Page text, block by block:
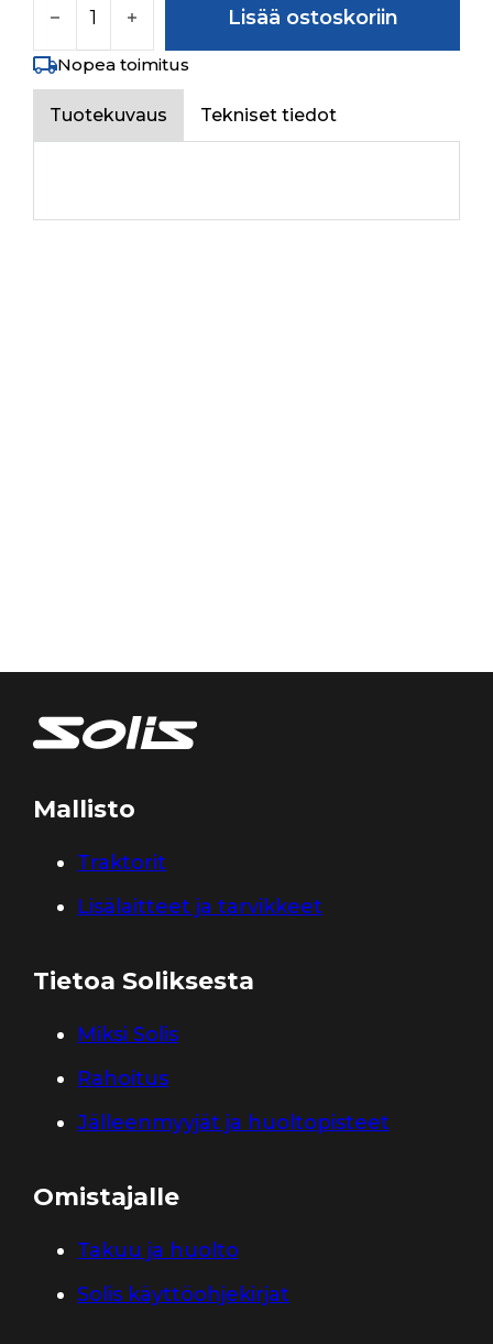
Lisää ostoskoriin
Nopea toimitus
Tuotekuvaus Tekniset tiedot
Mallisto
Traktorit
Lisälaitteet ja tarvikkeet
Tietoa Soliksesta
Miksi Solis
Rahoitus
Jälleenmyyjät ja huoltopisteet
Omistajalle
Takuu ja huolto
Solis käyttöohjekirjat